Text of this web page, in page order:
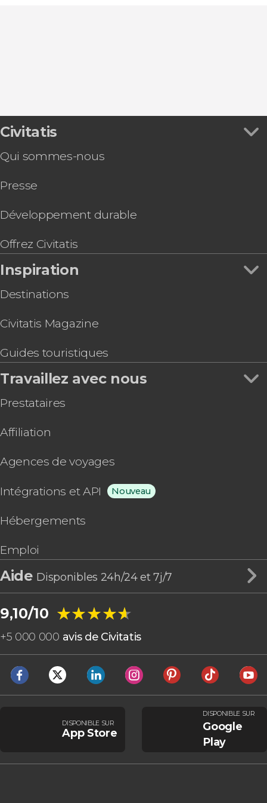
9,10


983 avis
Civitatis
Qui sommes-nous
Presse
Développement durable
Offrez Civitatis
Inspiration
Destinations
Civitatis Magazine
Guides touristiques
Travaillez avec nous
Prestataires
Affiliation
Agences de voyages
Intégrations et API Nouveau
Hébergements
Emploi
Aide Disponibles 24h/24 et 7j/7
9,10/10 ★★★★★
★★★★★
+5 000 000 avis de Civitatis
DISPONIBLE SUR
App Store
DISPONIBLE SUR
Google
Play